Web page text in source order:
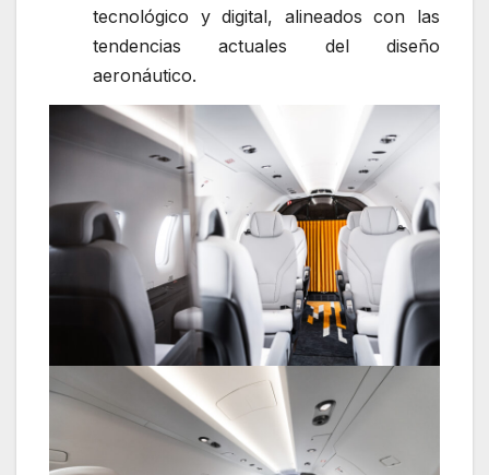
tecnológico y digital, alineados con las
tendencias actuales del diseño
aeronáutico.